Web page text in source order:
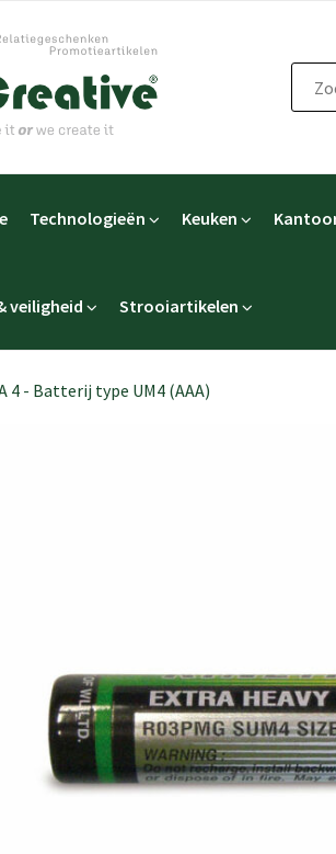
Technologieën Keuken
veiligheid Strooiartikelen
4 - Batterij type UM4 (AAA)